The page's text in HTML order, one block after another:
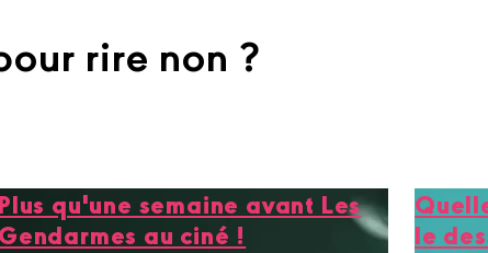
rire non ?
Plus qu'une semaine avant Les
Gendarmes au ciné !
le